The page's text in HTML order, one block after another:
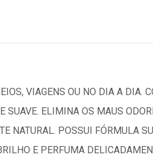
VIAGENS OU NO DIA A DIA.
ELIMINA OS MAUS
NATURAL. POSSUI FÓRMULA
E PERFUMA